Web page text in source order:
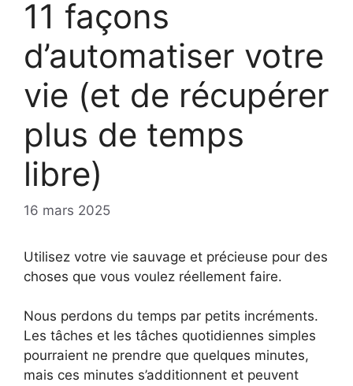
11 façons
d’automatiser votre
vie (et de récupérer
plus de temps
libre)
16 mars 2025
Utilisez votre vie sauvage et précieuse pour des
choses que vous voulez réellement faire.
Nous perdons du temps par petits incréments.
Les tâches et les tâches quotidiennes simples
pourraient ne prendre que quelques minutes,
mais ces minutes s’additionnent et peuvent